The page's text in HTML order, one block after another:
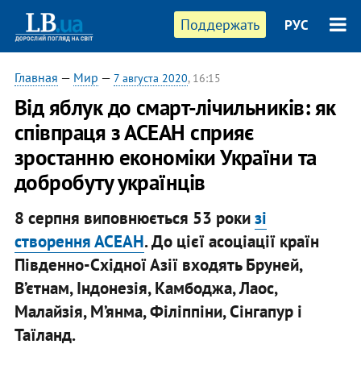
Поддержать РУС
Главная — Мир — 7 августа 2020, 16:15
Від яблук до смарт-лічильників: як
співпраця з АСЕАН сприяє
зростанню економіки України та
добробуту українців
8 серпня виповнюється 53 рокизі
створення АСЕАН. До цієї асоціації країн
Південно-Східної Азії входять Бруней,
В’єтнам, Індонезія, Камбоджа, Лаос,
Малайзія, М’янма, Філіппіни, Сінгапур і
Таїланд.